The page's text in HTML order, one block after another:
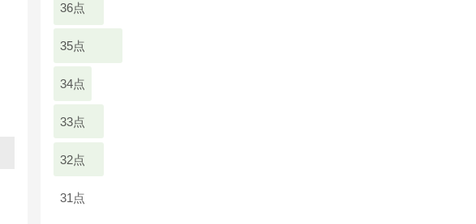
36点
35点
34点
33点
32点
31点